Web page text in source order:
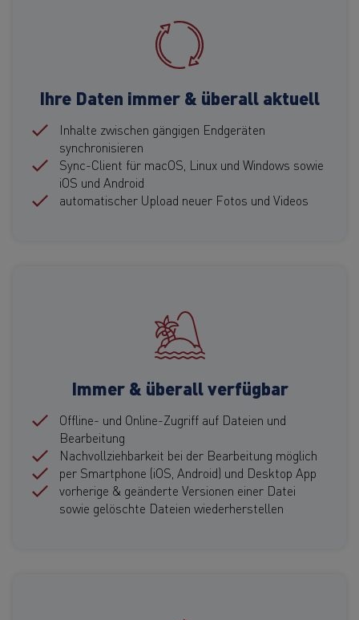
Ihre Daten immer & überall aktuell
Inhalte zwischen gängigen Endgeräten
synchronisieren
Sync-Client für macOS, Linux und Windows sowie
iOS und Android
automatischer Upload neuer Fotos und Videos
Immer & überall verfügbar
Offline- und Online-Zugriff auf Dateien und
Bearbeitung
Nachvollziehbarkeit bei der Bearbeitung möglich
per Smartphone (iOS, Android) und Desktop App
vorherige & geänderte Versionen einer Datei
sowie gelöschte Dateien wiederherstellen